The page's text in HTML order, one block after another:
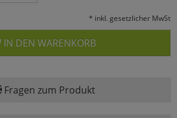
* inkl. gesetzlicher MwSt
IN DEN WARENKORB
Fragen zum Produkt